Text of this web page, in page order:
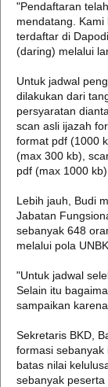
"Pendaftaran
mendatang.
terdaftar di
(daring) melalui
Untuk jadwal
dilakukan dari
persyaratan
scan asli ijazah
format pdf (1000
(max 300 kb),
pdf (max 1000 kb).
Lebih jauh, Budi
Jabatan
sebanyak 648
melalui pola
"Untuk jadwal
Selain itu
sampaikan
Sekretaris BKD,
formasi
batas nilai
sebanyak